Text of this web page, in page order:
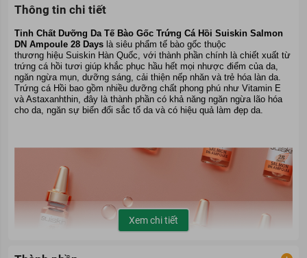
Thông tin chi tiết
Tinh Chất Dưỡng Da Tế Bào Gốc Trứng Cá Hồi Suiskin Salmon
DN Ampoule 28 Days là siêu phẩm tế bào gốc thuộc
thương hiệu Suiskin Hàn Quốc, với thành phần chính là chiết xuất từ
trứng cá hồi tươi giúp khắc phục hầu hết mọi nhược điểm của da,
ngăn ngừa mụn, dưỡng sáng, cải thiện nếp nhăn và trẻ hóa làn da.
Trứng cá Hồi bao gồm nhiều dưỡng chất phong phú như Vitamin E
và Astaxanhthin, đây là thành phần có khả năng ngăn ngừa lão hóa
cho da, ngăn sự biến đổi sắc tố da và có hiệu quả làm đẹp da.
Xem chi tiết